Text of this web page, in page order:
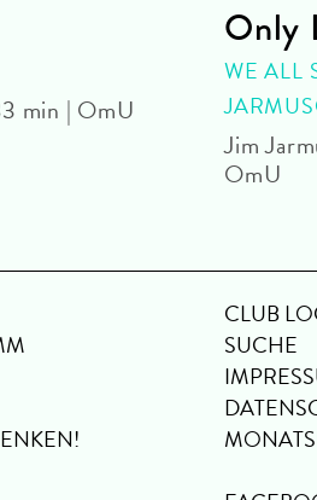
min | OmU
Only
WE ALL
Jim
OmU
CLUB
SUCHE